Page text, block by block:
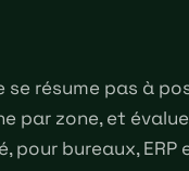
résume pas à
par zone, et
bureaux,